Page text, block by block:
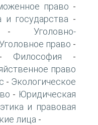
право -
и государства -
Уголовно-
право -
Философия -
право
- Экологическое
- Юридическая
и правовая
лица -